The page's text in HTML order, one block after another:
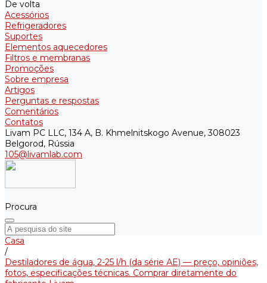
De volta
Acessórios
Refrigeradores
Suportes
Elementos aquecedores
Filtros e membranas
Promoções
Sobre empresa
Artigos
Perguntas e respostas
Comentários
Contatos
Livam PC LLC, 134 A, B. Khmelnitskogo Avenue, 308023
Belgorod, Rússia
105@livamlab.com
Procura
Casa
/
Destiladores de água, 2-25 l/h (da série АE) — preço, opiniões,
fotos, especificações técnicas. Comprar diretamente do